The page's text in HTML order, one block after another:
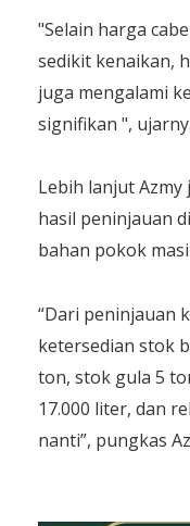
"Selain harga
sedikit kenaikan,
juga mengalami
signifikan ",
Lebih lanjut Azmy
hasil peninjauan
bahan pokok
“Dari peninjauan
ketersedian stok
ton, stok gula 5
17.000 liter, dan
nanti”, pungkas